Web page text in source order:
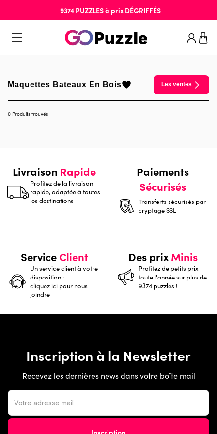
9374 PUZZLESà prix DÉGRIFFÉS
Maquettes Bateaux En Bois Les ventes
0 Produits trouvés
Livraison Rapide
Profitez de la livraison
rapide, adaptée à toutes
les destinations
Paiements
Sécurisés
Transferts sécurisés par
cryptage SSL
ServiceClient
Un service client à votre
disposition :
cliquez ici pour nous
joindre
Des prixMinis
Profitez de petits prix
toute l'année sur plus de
9374 puzzles !
Inscription à la Newsletter
Recevez les dernières news dans votre boîte mail